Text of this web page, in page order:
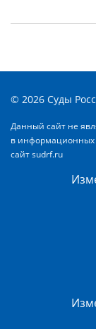
© 2026 Суды
Данный сайт не
в информационных
сайтsudrf.ru